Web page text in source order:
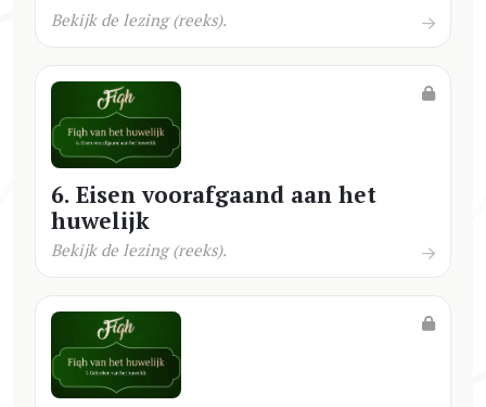
Bekijk de lezing (reeks).
6. Eisen voorafgaand aan het
huwelijk
Bekijk de lezing (reeks).